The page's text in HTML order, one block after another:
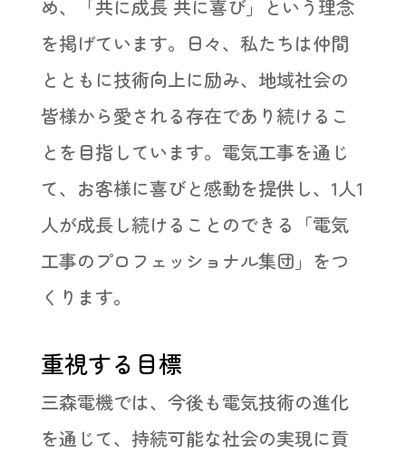
め、「共に成長 共に喜び」という理念
を掲げています。日々、私たちは仲間
とともに技術向上に励み、地域社会の
皆様から愛される存在であり続けるこ
とを目指しています。電気工事を通じ
て、お客様に喜びと感動を提供し、1人1
人が成長し続けることのできる「電気
工事のプロフェッショナル集団」をつ
くります。
重視する目標
三森電機では、今後も電気技術の進化
を通じて、持続可能な社会の実現に貢